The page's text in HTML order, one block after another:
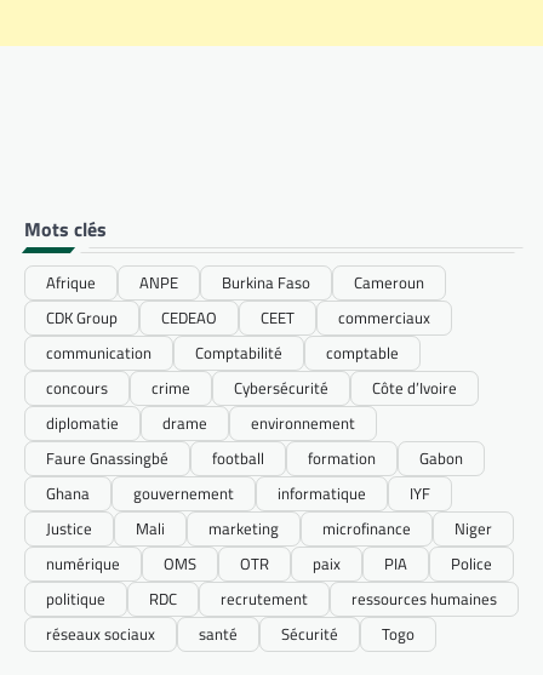
Mots clés
Afrique ANPE Burkina Faso
Cameroun
CDK Group
CEDEAO CEET
commerciaux
communication
Comptabilité
comptable
concours
crime Cybersécurité
Côte d’Ivoire
diplomatie
drame
environnement
Faure Gnassingbé
football formation
Gabon
Ghana
gouvernement informatique
IYF
Justice
Mali marketing microfinance
Niger
numérique
OMS OTR paix PIA
Police
politique
RDC recrutement
ressources humaines
réseaux sociaux
santé Sécurité Togo